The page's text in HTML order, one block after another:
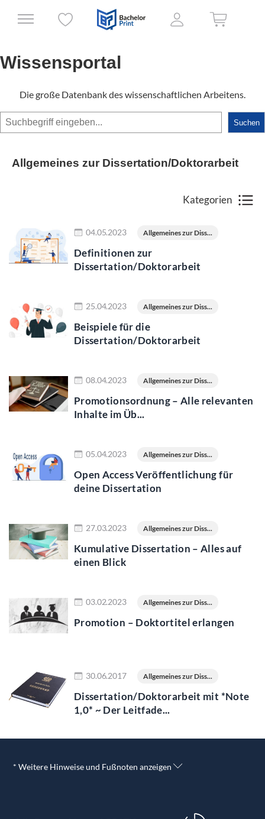
Wissensportal
Die große Datenbank des wissenschaftlichen Arbeitens.
Suchen Suchen
Allgemeines zur Dissertation/Doktorarbeit
Kategorien
04.05.2023 Allgemeines zur Diss...
Definitionen zur
Dissertation/Doktorarbeit
25.04.2023 Allgemeines zur Diss...
Beispiele für die
Dissertation/Doktorarbeit
08.04.2023 Allgemeines zur Diss...
Promotionsordnung – Alle relevanten
Inhalte im Üb...
05.04.2023 Allgemeines zur Diss...
Open Access Veröffentlichung für
deine Dissertation
27.03.2023 Allgemeines zur Diss...
Kumulative Dissertation – Alles auf
einen Blick
03.02.2023 Allgemeines zur Diss...
Promotion – Doktortitel erlangen
30.06.2017 Allgemeines zur Diss...
Dissertation/Doktorarbeit mit *Note
1,0* ~ Der Leitfade...
* Weitere Hinweise und Fußnoten anzeigen